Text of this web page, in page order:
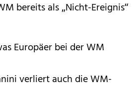
bereits als „Nicht-Ereignis“
Europäer bei der WM
verliert auch die WM-